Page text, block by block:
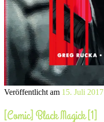
Veröffentlicht am 15. Juli 2017
[Comic] Black Magick [1]